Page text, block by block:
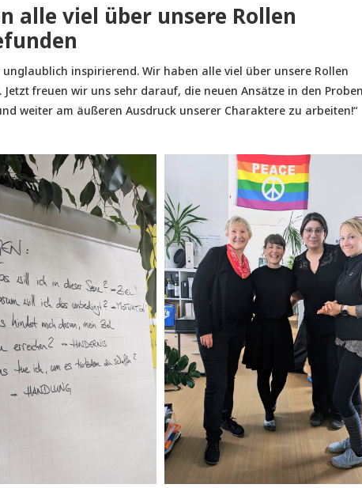
alle viel über unsere Rollen
unglaublich inspirierend. Wir haben alle viel über unsere Rollen
Jetzt freuen wir uns sehr darauf, die neuen Ansätze in den
weiter am äußeren Ausdruck unserer Charaktere zu arbeiten!“